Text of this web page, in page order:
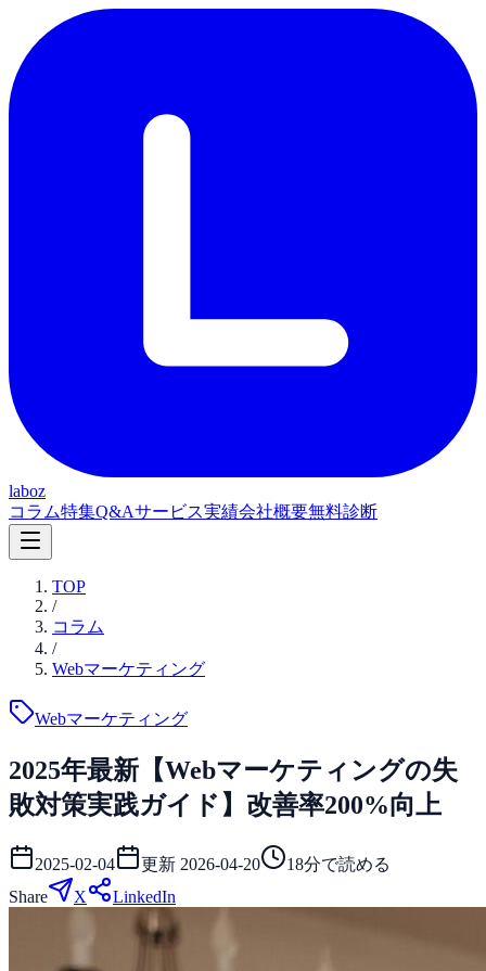
laboz
コラム特集Q&Aサービス実績会社概要無料診断
TOP
/
コラム
/
Webマーケティング
Webマーケティング
2025年最新【Webマーケティングの失
敗対策実践ガイド】改善率200%向上
2025-02-04 更新 2026-04-20 18分で読める
Share
X LinkedIn